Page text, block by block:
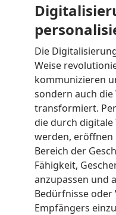
Die
Weise
kommunizieren
sondern auch die
transformiert.
die durch
werden, eröffnen
Bereich der
Fähigkeit,
anzupassen und
Bedürfnisse oder
Empfängers